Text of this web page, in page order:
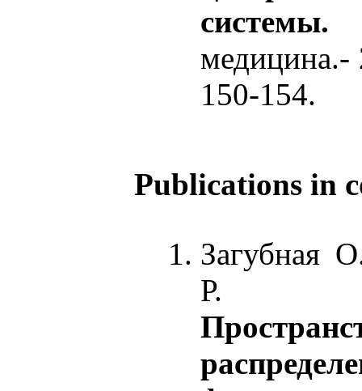
150-154.
Publications in
Загубная
Р.